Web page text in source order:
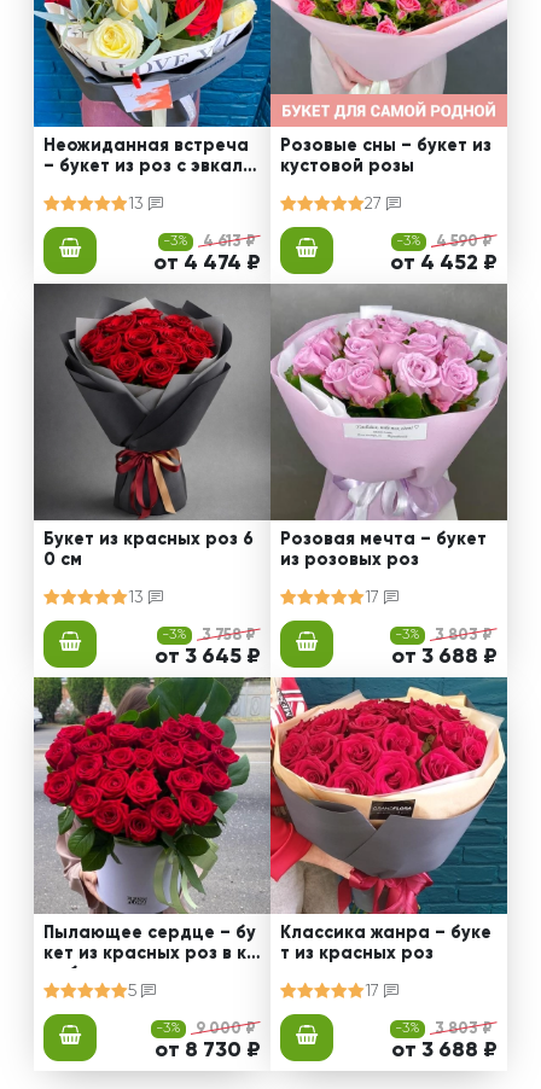
Неожиданная встреча
– букет из роз с эвкали
13
-3% 4 613 ₽
от 4 474 ₽
Розовые сны – букет из
кустовой розы
27
-3% 4 590 ₽
от 4 452 ₽
Букет из красных роз 6
0 см
13
-3% 3 758 ₽
от 3 645 ₽
Розовая мечта – букет
из розовых роз
17
-3% 3 803 ₽
от 3 688 ₽
Пылающее сердце – бу
кет из красных роз в ко
робке
5
-3% 9 000 ₽
от 8 730 ₽
Классика жанра – буке
т из красных роз
17
-3% 3 803 ₽
от 3 688 ₽